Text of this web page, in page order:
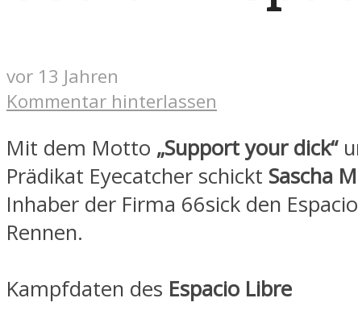
vor 13 Jahren
Kommentar hinterlassen
Mit dem Motto „Support your dick“
Prädikat Eyecatcher schickt Sascha
Inhaber der Firma 66sick den
Rennen.
Kampfdaten des Espacio Libre